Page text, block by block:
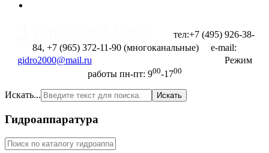
тел:+7 (495) 926-38-
84, +7 (965) 372-11-90 (многоканальные) e-mail:
Режим
работы пн-пт: 900-1700
Искать... Искать
Гидроаппаратура